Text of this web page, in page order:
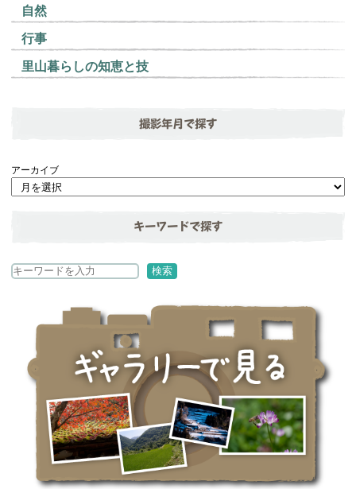
自然
行事
里山暮らしの知恵と技
撮影年月で探す
アーカイブ
キーワードで探す
検
検索